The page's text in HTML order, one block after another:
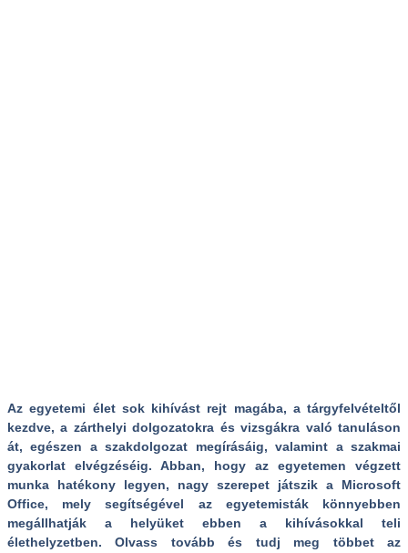
Az egyetemi élet sok kihívást rejt magába, a tárgyfelvételtől
kezdve, a zárthelyi dolgozatokra és vizsgákra való tanuláson
át, egészen a szakdolgozat megírásáig, valamint a szakmai
gyakorlat elvégzéséig. Abban, hogy az egyetemen végzett
munka hatékony legyen, nagy szerepet játszik a Microsoft
Office, mely segítségével az egyetemisták könnyebben
megállhatják a helyüket ebben a kihívásokkal teli
élethelyzetben. Olvass tovább és tudj meg többet az